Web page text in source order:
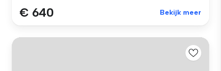
€ 640 Bekijk meer